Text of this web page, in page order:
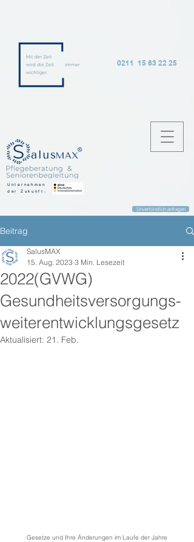
0211 15 83 22 25
Unternehmen
der Zukunft:
Unverbindlich anfragen
Beitrag
2022(GVWG)
Gesundheitsversorgungs-
weiterentwicklungsgesetz
SalusMAX
15. Aug. 2023 3 Min. Lesezeit
Aktualisiert: 21. Feb.
Gesetze und Ihre Änderungen im Laufe der Jahre